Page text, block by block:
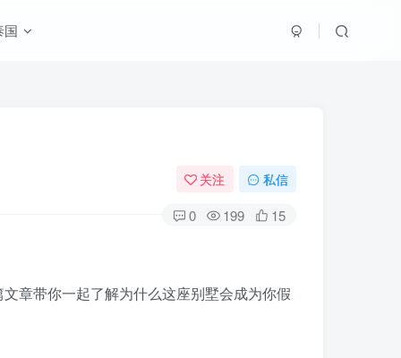
国
关注 私信
0 199 15
章带你一起了解为什么这座别墅会成为你假